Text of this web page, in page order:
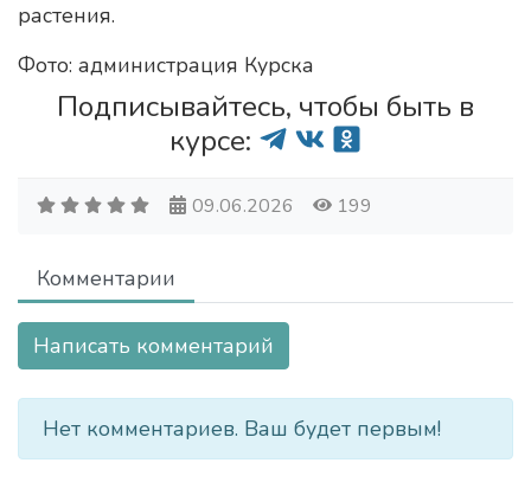
растения.
Фото: администрация Курска
Подписывайтесь, чтобы быть в
курсе:
09.06.2026 199
Комментарии
Написать комментарий
Нет комментариев. Ваш будет первым!